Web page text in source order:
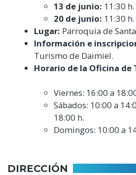
13 de junio: 11:30 h.
20 de junio: 11:30 h.
Lugar: Parroquia de
Información e
Turismo de Daimiel.
Horario de la Oficina de
Viernes: 16:00 a
Sábados: 10:00 a
18:00 h.
Domingos: 10:00 a
DIRECCIÓN